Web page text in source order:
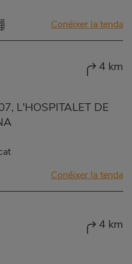
Conéixer la tenda
4 km
L'HOSPITALET DE
Conéixer la tenda
4 km